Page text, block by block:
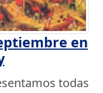
en
todas